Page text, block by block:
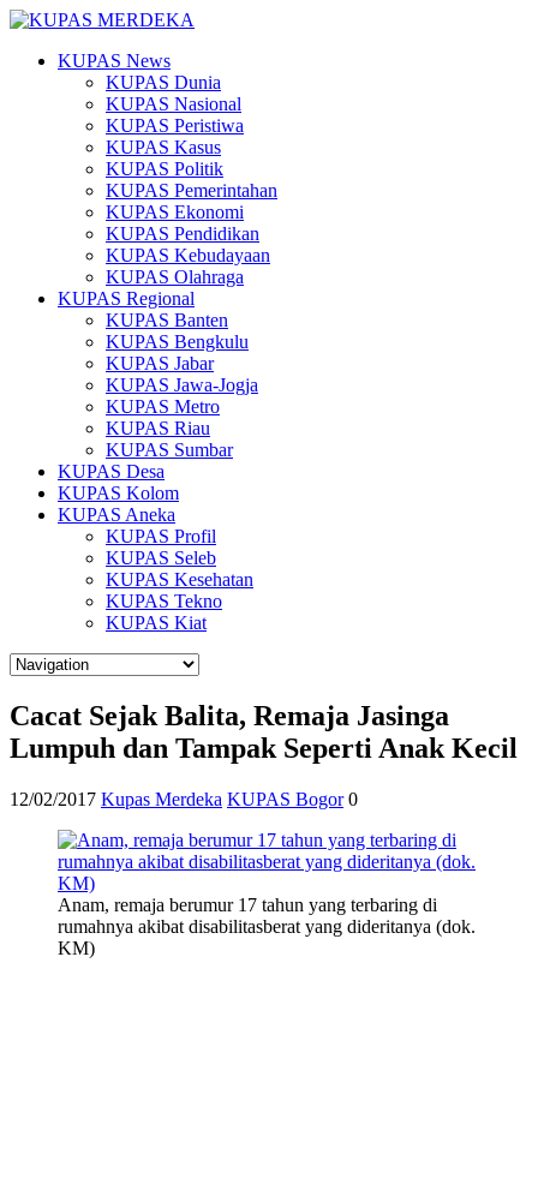
KUPAS News
KUPAS Dunia
KUPAS Nasional
KUPAS Peristiwa
KUPAS Kasus
KUPAS Politik
KUPAS Pemerintahan
KUPAS Ekonomi
KUPAS Pendidikan
KUPAS Kebudayaan
KUPAS Olahraga
KUPAS Regional
KUPAS Banten
KUPAS Bengkulu
KUPAS Jabar
KUPAS Jawa-Jogja
KUPAS Metro
KUPAS Riau
KUPAS Sumbar
KUPAS Desa
KUPAS Kolom
KUPAS Aneka
KUPAS Profil
KUPAS Seleb
KUPAS Kesehatan
KUPAS Tekno
KUPAS Kiat
Cacat Sejak Balita, Remaja Jasinga
Lumpuh dan Tampak Seperti Anak Kecil
12/02/2017 Kupas Merdeka KUPAS Bogor 0
Anam, remaja berumur 17 tahun yang terbaring di
rumahnya akibat disabilitasberat yang dideritanya (dok.
KM)